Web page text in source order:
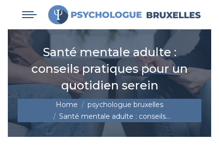
Santé mentale adulte :
conseils pratiques pour un
quotidien serein
You are here:
Home
psychologue bruxelles
Santé mentale adulte : conseils…